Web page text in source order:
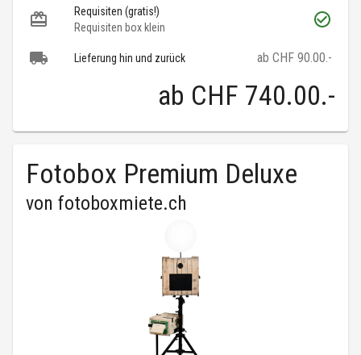
Requisiten (gratis!)
Requisiten box klein
Lieferung hin und zurück ab CHF 90.00.-
ab CHF 740.00.-
Fotobox Premium Deluxe
von fotoboxmiete.ch